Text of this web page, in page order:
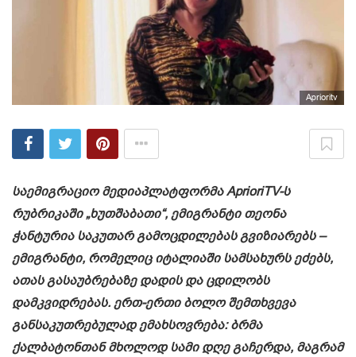
Aprioritv
საემიგრაციო მედიაპლატფორმა AprioriTV-ს
რუბრიკაში „ხუთშაბათი“, ემიგრანტი თეონა
ჭანტურია საკუთარ გამოცდილებას გვიზიარებს –
ემიგრანტი, რომელიც იტალიაში სამსახურს ეძებს,
ათას გასაუბრებაზე დადის და ცდილობს
დამკვიდრებას. ერთ-ერთი ბოლო შემთხვევა
განსაკუთრებულად ემახსოვრება: ბრმა
ქალბატონთან მხოლოდ სამი დღე გაჩერდა, მაგრამ